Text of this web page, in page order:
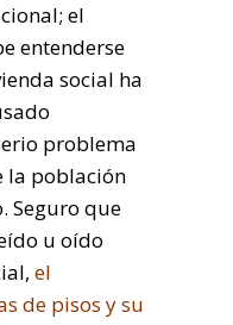
el
entenderse
social ha
problema
la población
Seguro que
u oído
el
de pisos y su